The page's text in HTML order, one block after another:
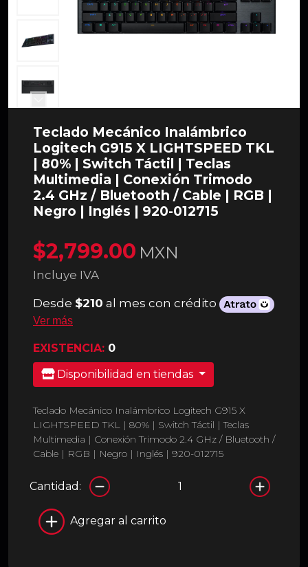
Teclado Mecánico Inalámbrico
Logitech G915 X LIGHTSPEED TKL
| 80% | Switch Táctil | Teclas
Multimedia | Conexión Trimodo
2.4 GHz / Bluetooth / Cable | RGB |
Negro | Inglés | 920-012715
$2,799.00 MXN
Incluye IVA
Desde $210 al mes con crédito
Ver más
EXISTENCIA: 0
Disponibilidad en tiendas
Teclado Mecánico Inalámbrico Logitech G915 X
LIGHTSPEED TKL | 80% | Switch Táctil | Teclas
Multimedia | Conexión Trimodo 2.4 GHz / Bluetooth /
Cable | RGB | Negro | Inglés | 920-012715
Cantidad:
Agregar al carrito